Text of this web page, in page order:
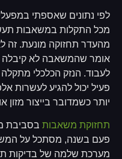
מכל התקלות במשאבות
מהעדר תחזוקה מונעת.
אומר שהמשאבה לא קיבלה
לעבוד. הנזק הכלכלי
פעיל יכול להגיע לעשרות
יותר כשמדובר בייצור מזון
תחזוקת משאבות בסביבת
פעם בשנה, מסתכל על
מערכת שלמה של בדיקות